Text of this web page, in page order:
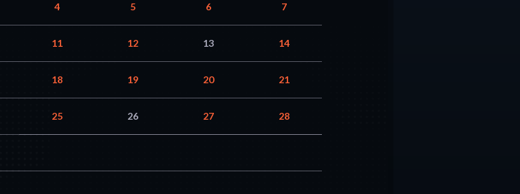
4 5 6 7
11 12 13 14
18 19 20 21
25 26 27 28